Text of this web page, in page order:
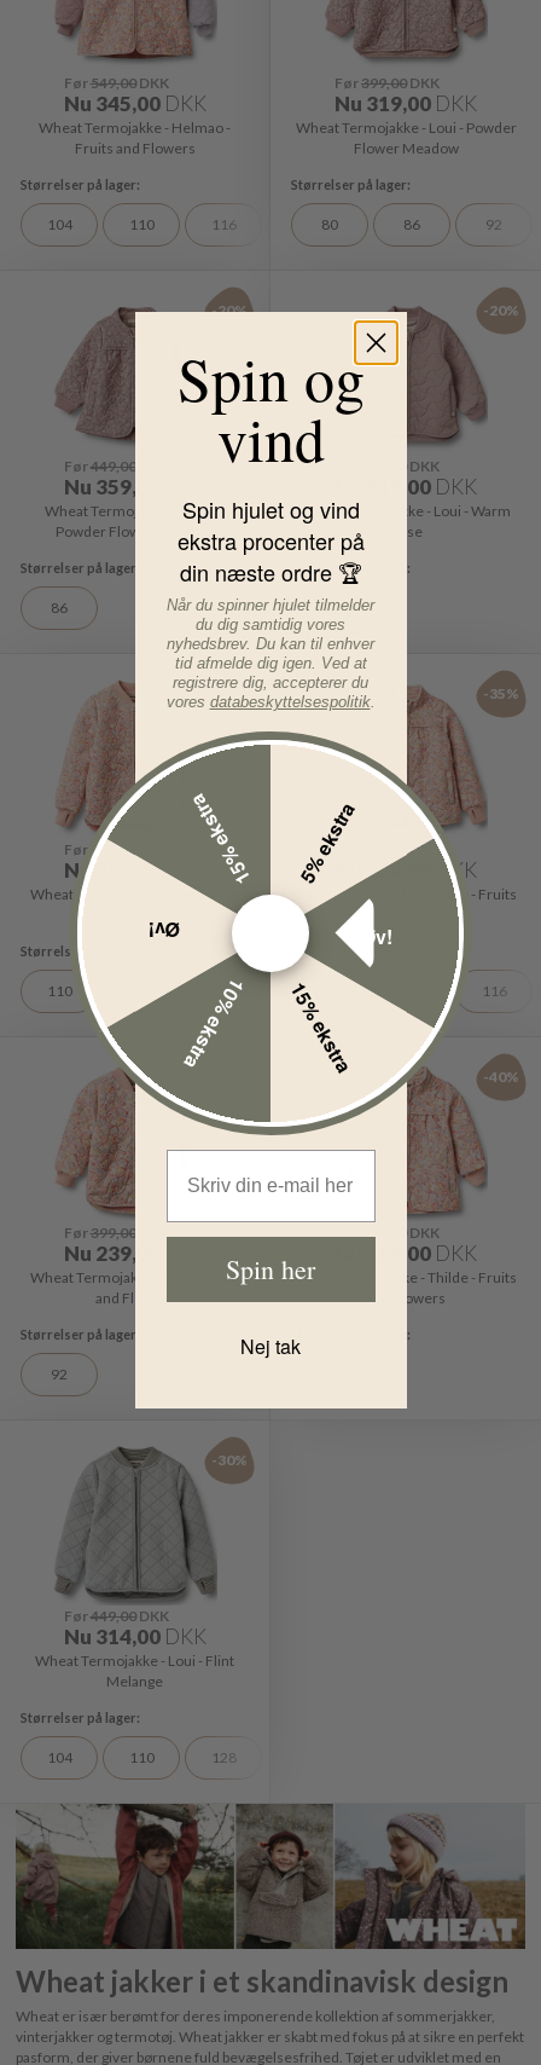
Før549,00DKK
Nu 345,00 DKK
Wheat Termojakke - Helmao -
Fruits and Flowers
104 110 116 122 128
Før399,00 DKK
Nu 319,00 DKK
Wheat Termojakke - Loui - Powder
Flower Meadow
80 86 92
-20%
Før449,00
Nu 359,00
Wheat Termojakke - Thilde -
Powder Flower Meadow
86
-20%
DKK
319,00 DKK
Wheat Termojakke - Loui - Warm
Rose
74
-30%
Før 449,00
Nu314,00DKK
Wheat Termojakke - Loui - Fruits
110 98
-35%
Før DKK
324,00 DKK
Wheat Termojakke - Thilde - Fruits
116
Før399,00
Nu 239,00
Wheat Termojakke - Loui - Fruits
and Flowers
92
-40%
DKK
269,00 DKK
Wheat Termojakke - Thilde - Fruits
and Flowers
-30%
Før449,00DKK
Nu 314,00 DKK
Wheat Termojakke - Loui - Flint
Melange
104 110 128
Wheat jakker i et skandinavisk design
Wheat er især berømt for deres imponerende kollektion af sommerjakker,
vinterjakker og termotøj. Wheat jakker er skabt med fokus på at sikre en perfekt
pasform, der giver børnene fuld bevægelsesfrihed. Tøjet er udviklet med en
Spin og
vind
Spin hjulet og vind
ekstra procenter på
din næste ordre 🏆
Når du spinner hjulet tilmelder
du dig samtidig vores
nyhedsbrev. Du kan til enhver
tid afmelde dig igen. Ved at
registrere dig, accepterer du
vores databeskyttelsespolitik.
5% ekstra
Øv!
15% ekstra
10% ekstra
Øv!
15% ekstra
Spin her
Nej tak